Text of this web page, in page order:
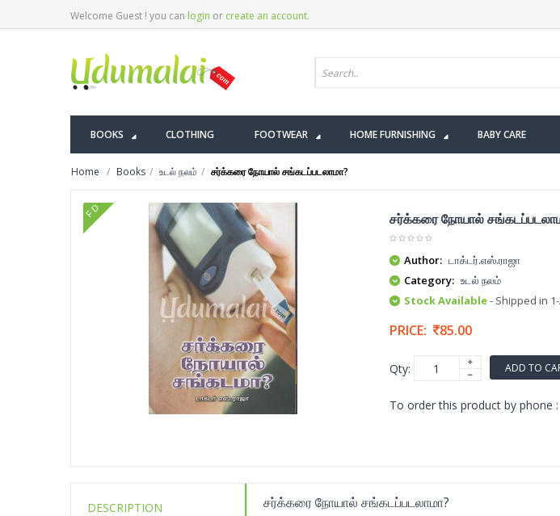
Welcome Guest ! you can login or create an account.
BOOKS CLOTHING FOOTWEAR HOME FURNISHING BABY CARE
Home Books உடல் நலம் சர்க்கரை நோயால் சங்கடப்படலாமா?
FD சர்க்கரை நோயால்
Author: டாக்டர்.எஸ்.ராஜா
Category: உடல் நலம்
Stock Available- Shipped in
PRICE: 85.00
Qty: ADD TO
To order this product by phone :
DESCRIPTION சர்க்கரை நோயால் சங்கடப்படலாமா?